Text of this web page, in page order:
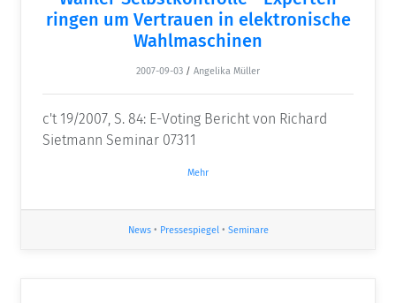
ringen um Vertrauen in elektronische
Wahlmaschinen
2007-09-03 / Angelika Müller
c't 19/2007, S. 84: E-Voting Bericht von Richard
Sietmann Seminar 07311
Mehr
News• Pressespiegel• Seminare